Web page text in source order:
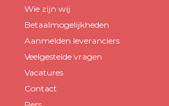
Wie zijn wij
Betaalmogelijkheden
Aanmelden leveranciers
Veelgestelde vragen
Vacatures
Contact